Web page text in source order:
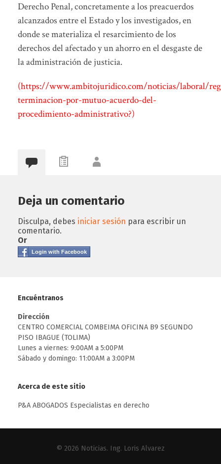
Derecho Penal, concretamente a los preacuerdos
alcanzados entre el Estado y los investigados, en
donde se materializa el resarcimiento de los
derechos del afectado y un ahorro en el desgaste de
la administración de justicia.
(https://www.ambitojuridico.com/noticias/laboral/
terminacion-por-mutuo-acuerdo-del-
procedimiento-administrativo?)
Deja un comentario
Disculpa, debes iniciar sesión para escribir un
comentario.
Or
Login with Facebook
Encuéntranos
Dirección
CENTRO COMERCIAL COMBEIMA OFICINA B9 SEGUNDO
PISO IBAGUE (TOLIMA)
Lunes a viernes: 9:00AM a 5:00PM
Sábado y domingo: 11:00AM a 3:00PM
Acerca de este sitio
P&A ABOGADOS Especialistas en derecho
© 2026 Noticias. Ing. Loris Alvarez